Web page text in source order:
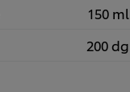
150 ml
200 dg